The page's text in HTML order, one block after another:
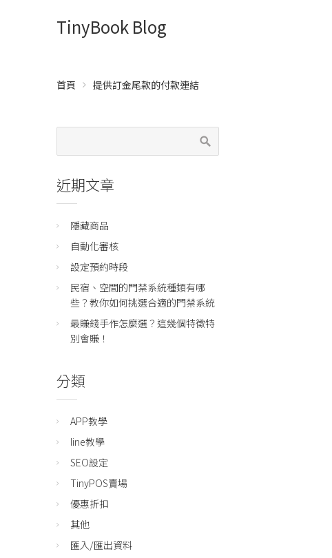
TinyBook Blog
首頁 提供訂金尾款的付款連結
近期文章
隱藏商品
自動化審核
設定預約時段
民宿、空間的門禁系統種類有哪
些？教你如何挑選合適的門禁系統
最賺錢手作怎麼選？這幾個特徵特
別會賺！
分類
APP教學
line教學
SEO設定
TinyPOS賣場
優惠折扣
其他
匯入/匯出資料